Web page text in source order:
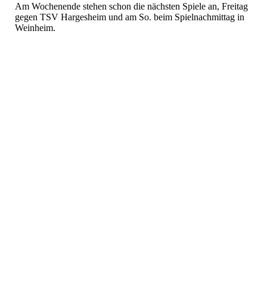
Am Wochenende stehen schon die nächsten Spiele an, Freitag
gegen TSV Hargesheim und am So. beim Spielnachmittag in
Weinheim.